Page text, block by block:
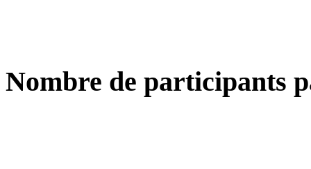
Nombre de participants